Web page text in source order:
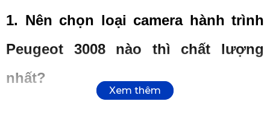
1. Nên chọn loại camera hành trình
Peugeot 3008 nào thì chất lượng
nhất?